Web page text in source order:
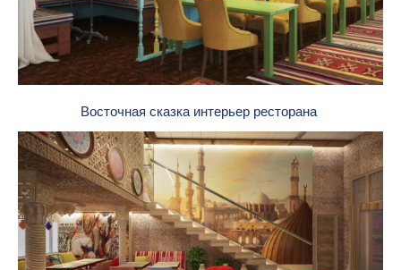
Восточная сказка интерьер ресторана